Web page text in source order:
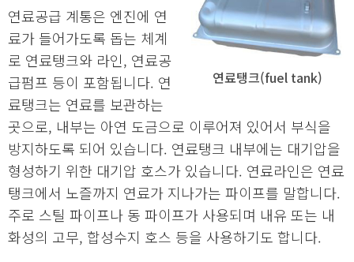
연료탱크(fuel tank)
연료공급 계통은 엔진에 연
료가 들어가도록 돕는 체계
로 연료탱크와 라인, 연료공
급펌프 등이 포함됩니다. 연
료탱크는 연료를 보관하는
곳으로, 내부는 아연 도금으로 이루어져 있어서 부식을
방지하도록 되어 있습니다. 연료탱크 내부에는 대기압을
형성하기 위한 대기압 호스가 있습니다. 연료라인은 연료
탱크에서 노즐까지 연료가 지나가는 파이프를 말합니다.
주로 스틸 파이프나 동 파이프가 사용되며 내유 또는 내
화성의 고무, 합성수지 호스 등을 사용하기도 합니다.